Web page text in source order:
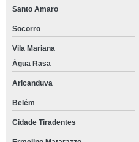
Santo Amaro
Socorro
Vila Mariana
Água Rasa
Aricanduva
Belém
Cidade Tiradentes